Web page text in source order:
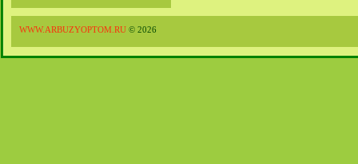
WWW.ARBUZYOPTOM.RU © 2026